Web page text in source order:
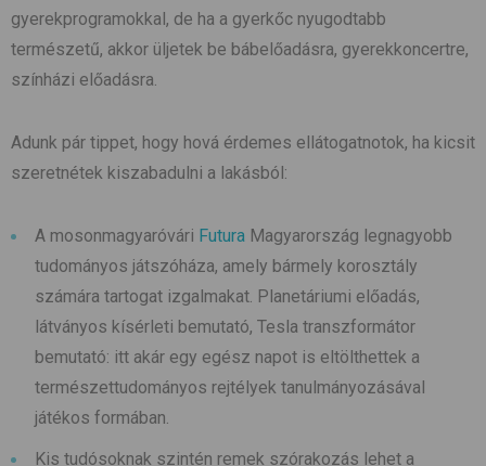
gyerekprogramokkal, de ha a gyerkőc nyugodtabb
természetű, akkor üljetek be bábelőadásra, gyerekkoncertre,
színházi előadásra.
Adunk pár tippet, hogy hová érdemes ellátogatnotok, ha kicsit
szeretnétek kiszabadulni a lakásból:
A mosonmagyaróvári Futura Magyarország legnagyobb
tudományos játszóháza, amely bármely korosztály
számára tartogat izgalmakat. Planetáriumi előadás,
látványos kísérleti bemutató, Tesla transzformátor
bemutató: itt akár egy egész napot is eltölthettek a
természettudományos rejtélyek tanulmányozásával
játékos formában.
Kis tudósoknak szintén remek szórakozás lehet a